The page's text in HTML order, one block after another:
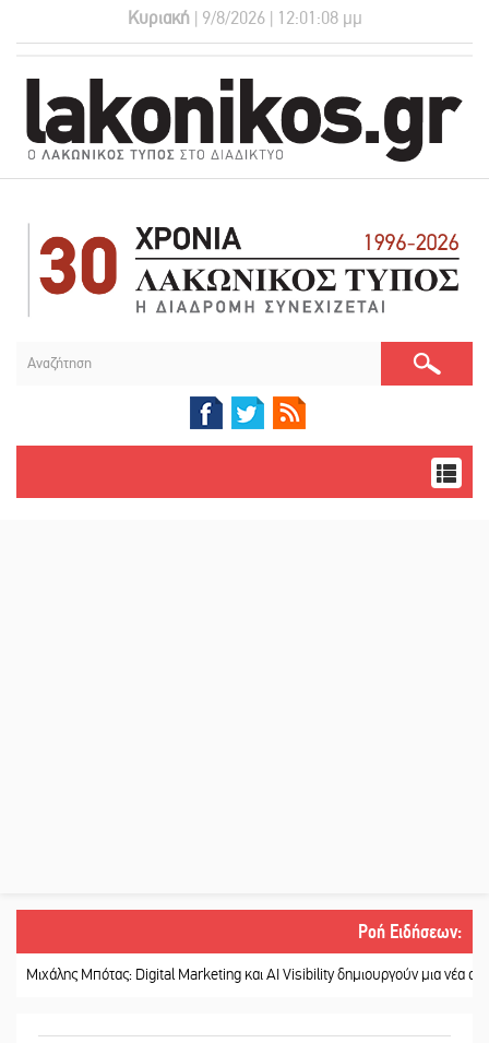
Κυριακή | 9/8/2026 | 12:01:08 μμ
Ροή Ειδήσεων:
Μπότας: Digital Marketing και AI Visibility δημιουργούν μια νέα αγορά